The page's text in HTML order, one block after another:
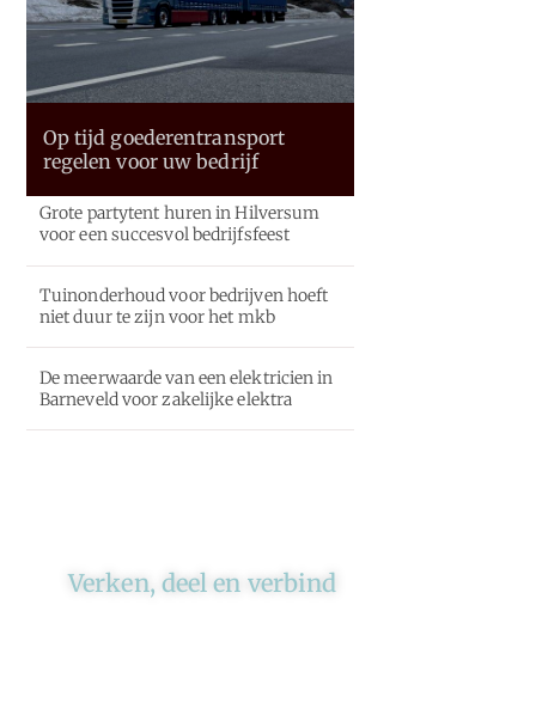
Op tijd goederentransport
regelen voor uw bedrijf
Grote partytent huren in Hilversum
voor een succesvol bedrijfsfeest
Tuinonderhoud voor bedrijven hoeft
niet duur te zijn voor het mkb
De meerwaarde van een elektricien in
Barneveld voor zakelijke elektra
Verken, deel en verbind